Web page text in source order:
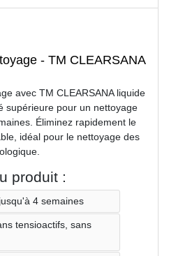
- TM CLEARSANA
avec TM CLEARSANA liquide
supérieure pour un nettoyage
Éliminez rapidement le
idéal pour le nettoyage des
produit :
4 semaines
tensioactifs, sans